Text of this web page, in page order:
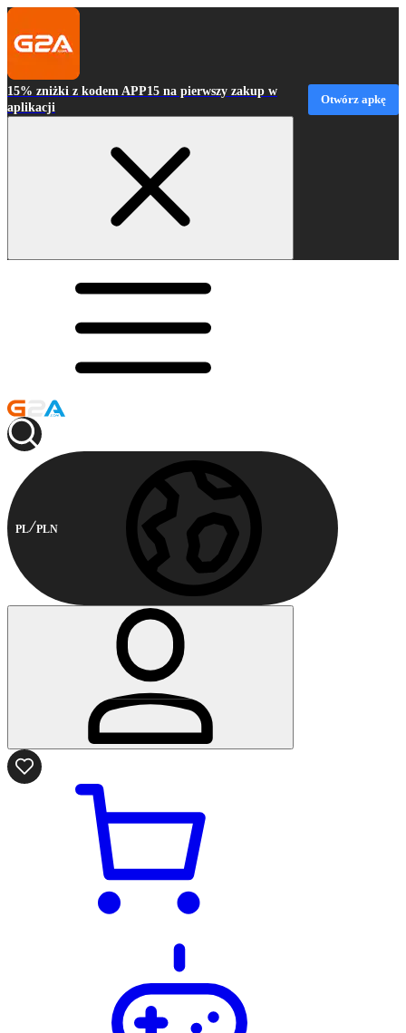
15% zniżki z kodem APP15 na pierwszy zakup w
aplikacji
Otwórz apkę
PL PLN